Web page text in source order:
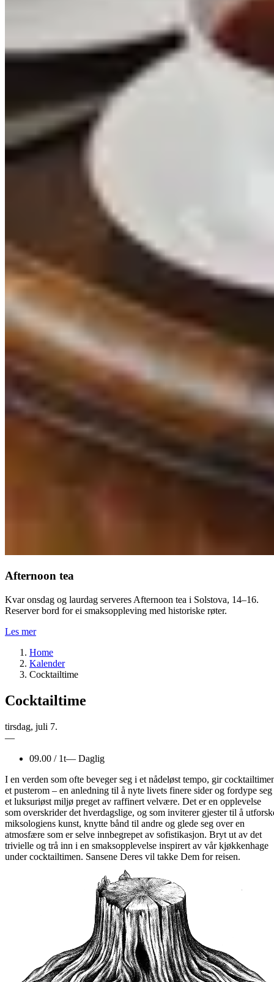
Afternoon tea
Kvar onsdag og laurdag serveres Afternoon tea i Solstova, 14–16.
Reserver bord for ei smaksoppleving med historiske røter.
Les mer
Home
Kalender
Cocktailtime
Cocktailtime
tirsdag, juli 7.
—
09.00 / 1t— Daglig
I en verden som ofte beveger seg i et nådeløst tempo, gir
et pusterom – en anledning til å nyte livets finere sider og fordype
et luksuriøst miljø preget av raffinert velvære. Det er en opplevelse
som overskrider det hverdagslige, og som inviterer gjester til å
miksologiens kunst, knytte bånd til andre og glede seg over en
atmosfære som er selve innbegrepet av sofistikasjon. Bryt ut av det
trivielle og trå inn i en smaksopplevelse inspirert av vår kjøkkenhage
under cocktailtimen. Sansene Deres vil takke Dem for reisen.